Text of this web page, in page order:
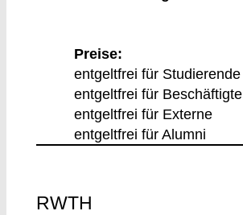
Preise:
entgeltfrei für Studierende
entgeltfrei für Beschäftigte
entgeltfrei für Externe
entgeltfrei für Alumni
RWTH